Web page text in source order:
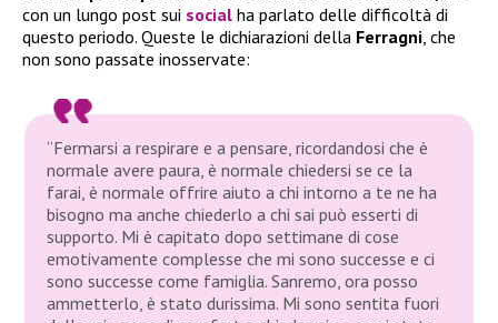
con un lungo post sui social ha parlato delle difficoltà di
questo periodo. Queste le dichiarazioni della Ferragni, che
non sono passate inosservate:
“Fermarsi a respirare e a pensare, ricordandosi che è
normale avere paura, è normale chiedersi se ce la
farai, è normale offrire aiuto a chi intorno a te ne ha
bisogno ma anche chiederlo a chi sai può esserti di
supporto. Mi è capitato dopo settimane di cose
emotivamente complesse che mi sono successe e ci
sono successe come famiglia. Sanremo, ora posso
ammetterlo, è stato durissima. Mi sono sentita fuori